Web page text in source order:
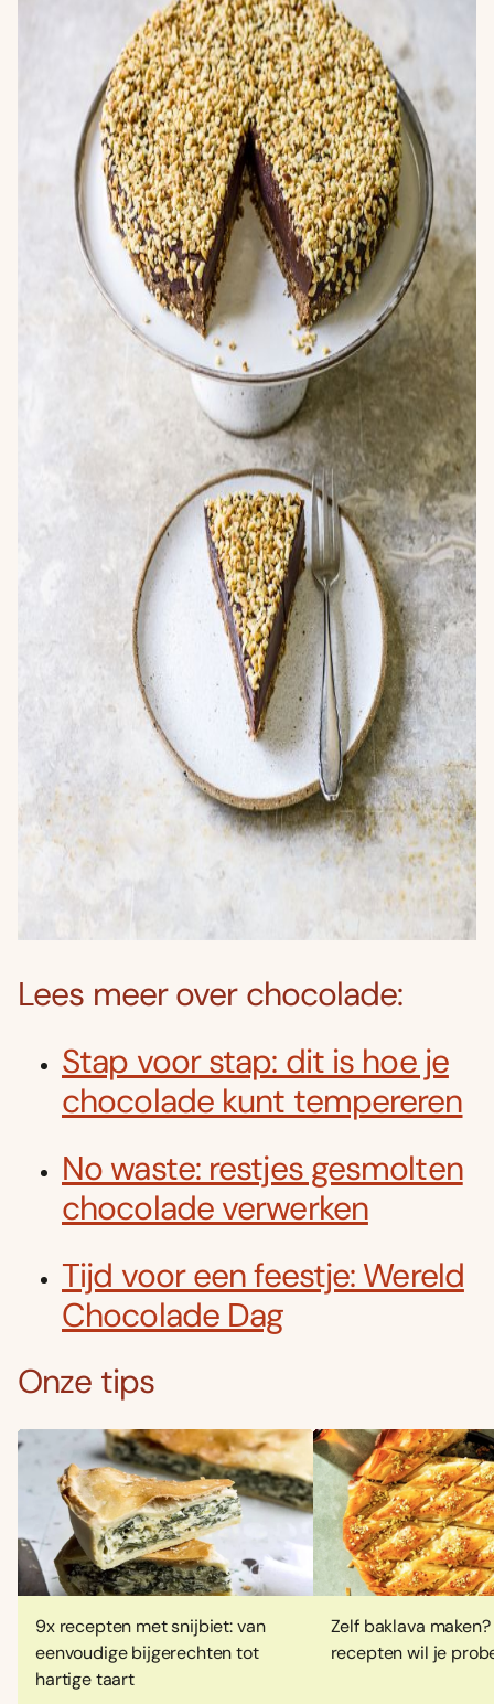
Foodies 08/2026
Abonneren
Lees meer over chocolade:
Stap voor stap: dit is hoe je
chocolade kunt tempereren
No waste: restjes gesmolten
chocolade verwerken
Tijd voor een feestje: Wereld
Chocolade Dag
Onze tips
9x recepten met snijbiet: van
eenvoudige bijgerechten tot
hartige taart
Zelf baklava
recepten wil je